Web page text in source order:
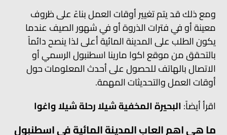
ومع ذلك قد يتم تغيير أوقات العمل بناءً على ظروف
معينة أو في فترات الذروة أو في شهور الصيف عندما
يكون الطلب على المدينة المائية أعلى لذا ينصح دائماً
بالتحقق من موقع اكوا مارينا اسطنبول الرسمي أو
الاتصال بالهاتف للحصول على أحدث المعلومات حول
أوقات العمل والتحديثات المهمة.
اقرأ أيضاً: البحيرة المخفية شيلا رحلة شيلا واغوا
ما هي اهم العاب المدينة المائية في اسطنبول